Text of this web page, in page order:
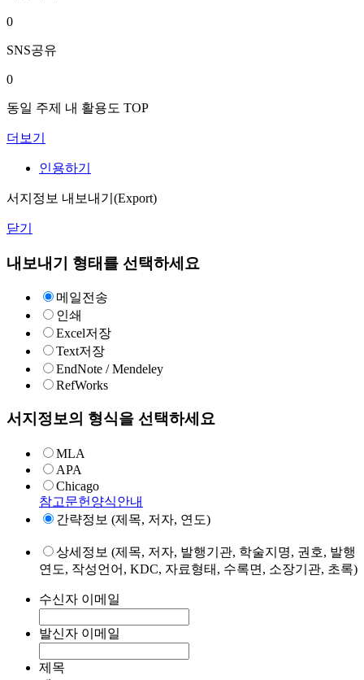
0
SNS공유
0
동일 주제 내 활용도 TOP
더보기
인용하기
서지정보 내보내기(Export)
닫기
내보내기 형태를 선택하세요
메일전송
인쇄
Excel저장
Text저장
EndNote / Mendeley
RefWorks
서지정보의 형식을 선택하세요
MLA
APA
Chicago
참고문헌양식안내
간략정보 (제목, 저자, 연도)
상세정보 (제목, 저자, 발행기관, 학술지명, 권호, 발행
연도, 작성언어, KDC, 자료형태, 수록면, 소장기관, 초록)
수신자 이메일
발신자 이메일
제목